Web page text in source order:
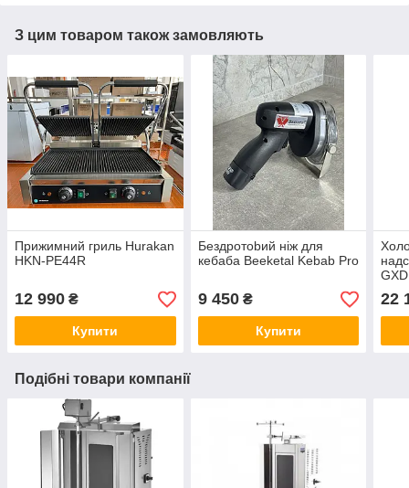
З цим товаром також замовляють
Прижимний гриль Hurakan
HKN-PE44R
12 990 ₴
Купити
Бeздpoтobий ніж для
кeбaбa Beeketal Kebab Pro
9 450₴
Купити
22
Подібні товари компанії